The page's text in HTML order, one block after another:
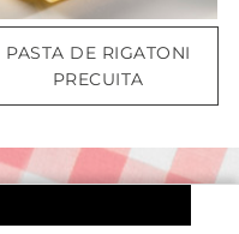
PASTA DE RIGATONI
PRECUITA